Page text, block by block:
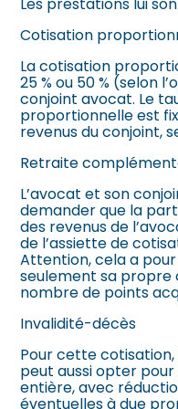
Cotisation
La cotisation
25 % ou 50 % (selon
conjoint avocat. Le
proportionnelle est
revenus du conjoint,
Retraite
L’avocat et son
demander que la part
des revenus de
de l’assiette de
Attention, cela a
seulement sa propre
nombre de points
Invalidité-décès
Pour cette
peut aussi opter pour
entière, avec
éventuelles à due